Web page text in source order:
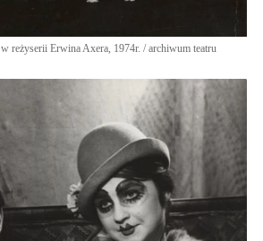
reżyserii Erwina Axera, 1974r. / archiwum teatru